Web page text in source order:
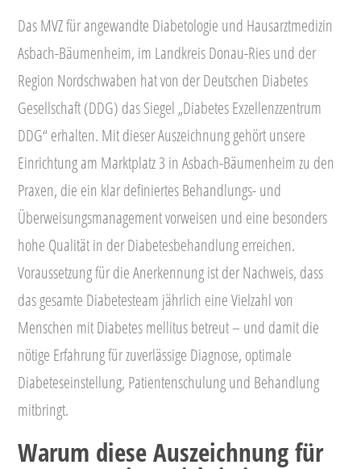
Das MVZ für angewandte Diabetologie und Hausarztmedizin
Asbach-Bäumenheim, im Landkreis Donau-Ries und der
Region Nordschwaben hat von der Deutschen Diabetes
Gesellschaft (DDG) das Siegel „Diabetes Exzellenzzentrum
DDG“ erhalten. Mit dieser Auszeichnung gehört unsere
Einrichtung am Marktplatz 3 in Asbach-Bäumenheim zu den
Praxen, die ein klar definiertes Behandlungs- und
Überweisungsmanagement vorweisen und eine besonders
hohe Qualität in der Diabetesbehandlung erreichen.
Voraussetzung für die Anerkennung ist der Nachweis, dass
das gesamte Diabetesteam jährlich eine Vielzahl von
Menschen mit Diabetes mellitus betreut – und damit die
nötige Erfahrung für zuverlässige Diagnose, optimale
Diabeteseinstellung, Patientenschulung und Behandlung
mitbringt.
Warum diese Auszeichnung für